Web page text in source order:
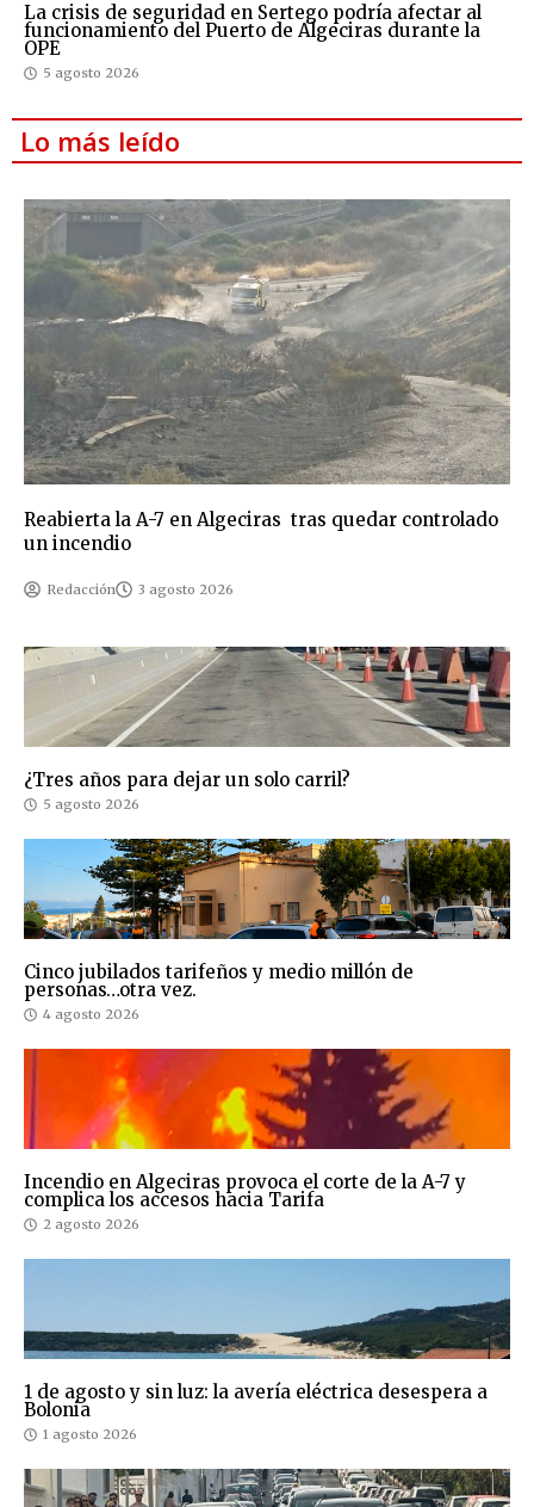
La crisis de seguridad en Sertego podría afectar al
funcionamiento del Puerto de Algeciras durante la
OPE
5 agosto 2026
Lo más leído
Reabierta la A-7 en Algeciras tras quedar controlado
un incendio
Redacción 3 agosto 2026
¿Tres años para dejar un solo carril?
5 agosto 2026
Cinco jubilados tarifeños y medio millón de
personas…otra vez.
4 agosto 2026
Incendio en Algeciras provoca el corte de la A-7 y
complica los accesos hacia Tarifa
2 agosto 2026
1 de agosto y sin luz: la avería eléctrica desespera a
Bolonia
1 agosto 2026